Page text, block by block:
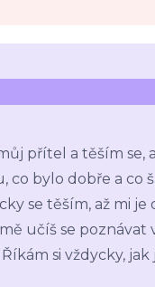
přítel a těším se,
bylo dobře a co
se těším, až mi je
učíš se poznávat
si vždycky, jak